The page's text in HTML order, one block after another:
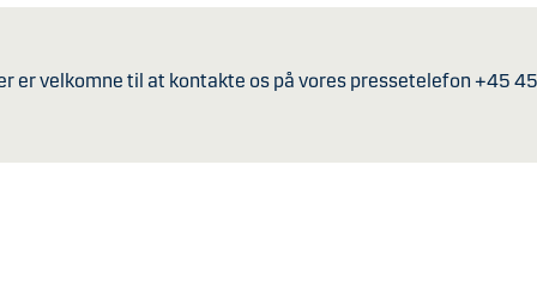
er velkomne til at kontakte os på vores pressetelefon +45